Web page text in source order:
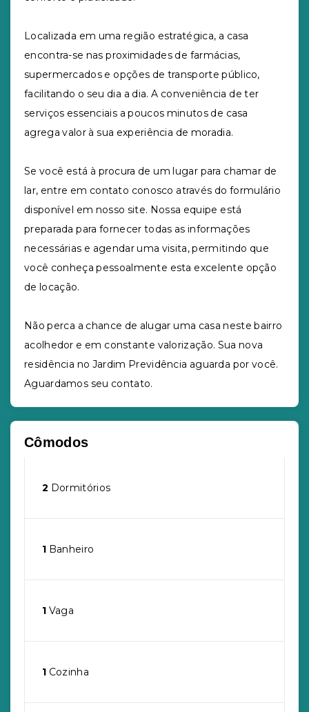
Localizada em uma região estratégica, a casa
encontra-se nas proximidades de farmácias,
supermercados e opções de transporte público,
facilitando o seu dia a dia. A conveniência de ter
serviços essenciais a poucos minutos de casa
agrega valor à sua experiência de moradia.
Se você está à procura de um lugar para chamar de
lar, entre em contato conosco através do formulário
disponível em nosso site. Nossa equipe está
preparada para fornecer todas as informações
necessárias e agendar uma visita, permitindo que
você conheça pessoalmente esta excelente opção
de locação.
Não perca a chance de alugar uma casa neste bairro
acolhedor e em constante valorização. Sua nova
residência no Jardim Previdência aguarda por você.
Aguardamos seu contato.
Cômodos
2 Dormitórios
1 Banheiro
1 Vaga
1 Cozinha